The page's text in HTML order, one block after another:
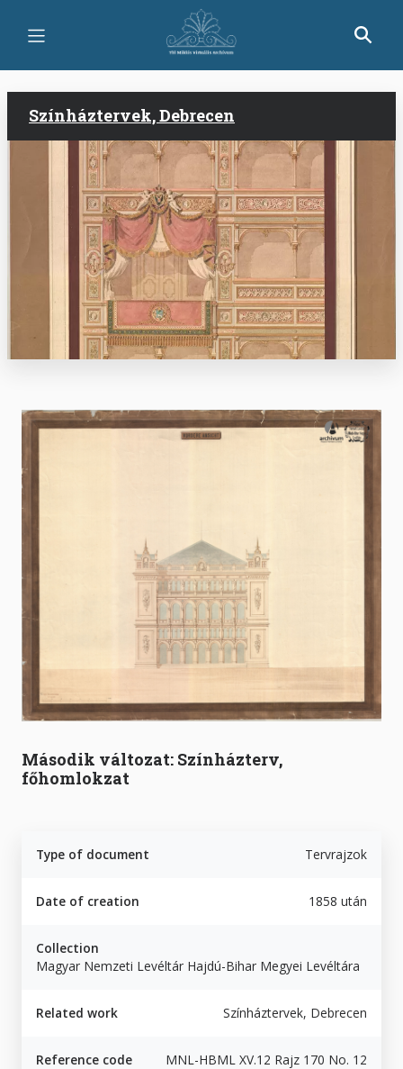
main
Színháztervek, Debrecen
Második változat: Színházterv,
főhomlokzat
Type of document Tervrajzok
Date of creation 1858 után
Collection
Magyar Nemzeti Levéltár Hajdú-Bihar Megyei Levéltára
Related work Színháztervek, Debrecen
Reference code MNL-HBML XV.12 Rajz 170 No. 12